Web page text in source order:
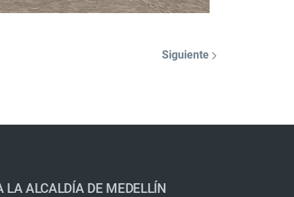
Siguiente
LA ALCALDÍA DE MEDELLÍN